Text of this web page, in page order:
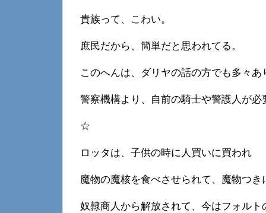
貴族って、こわい。
庶民だから、簡単だと思われてる。
このへんは、ダリヤの話の方でも多々あ
警察機構より、自前の騎士や警護人が必
☆
ロッタは、子供の時に人買いに買われ
魔物の魔核を食べさせられて、魔物つき
奴隷商人から解放されて、今はフォルト